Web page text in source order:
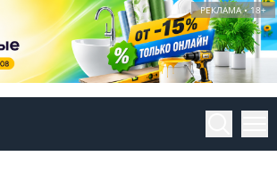
РЕКЛАМА • 18+